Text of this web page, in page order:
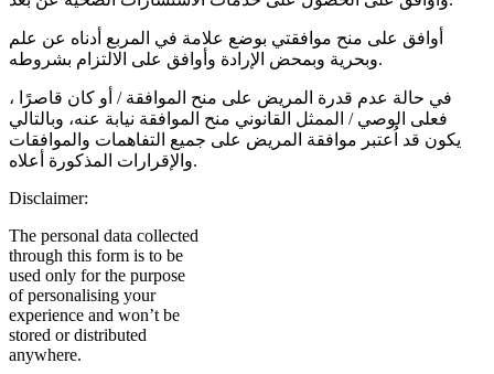
أوافق على منح موافقتي بوضع علامة في المربع أدناه عن علم
وبحرية وبمحض الإرادة وأوافق على الالتزام بشروطه.
في حالة عدم قدرة المريض على منح الموافقة / أو كان قاصرًا ،
فعلى الوصي / الممثل القانوني منح الموافقة نيابة عنه، وبالتالي
يكون قد اُعتبر موافقة المريض على جميع التفاهمات والموافقات
والإقرارات المذكورة أعلاه.
Disclaimer:
The personal data collected
through this form is to be
used only for the purpose
of personalising your
experience and won’t be
stored or distributed
anywhere.